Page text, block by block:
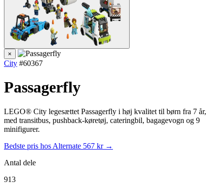
×
City #60367
Passagerfly
LEGO® City legesættet Passagerfly i høj kvalitet til børn fra 7 år,
med transitbus, pushback-køretøj, cateringbil, bagagevogn og 9
minifigurer.
Bedste pris hos Alternate 567 kr →
Antal dele
913